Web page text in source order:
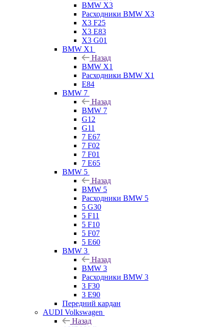
BMW X3
Расходники BMW X3
X3 F25
X3 E83
X3 G01
BMW X1
Назад
BMW X1
Расходники BMW X1
E84
BMW 7
Назад
BMW 7
G12
G11
7 Е67
7 F02
7 F01
7 E65
BMW 5
Назад
BMW 5
Расходники BMW 5
5 G30
5 F11
5 F10
5 F07
5 E60
BMW 3
Назад
BMW 3
Расходники BMW 3
3 F30
3 E90
Передний кардан
AUDI Volkswagen
Назад